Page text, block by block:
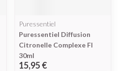
Puressentiel
Puressentiel Diffusion
Citronelle Complexe Fl
30ml
15,95 €